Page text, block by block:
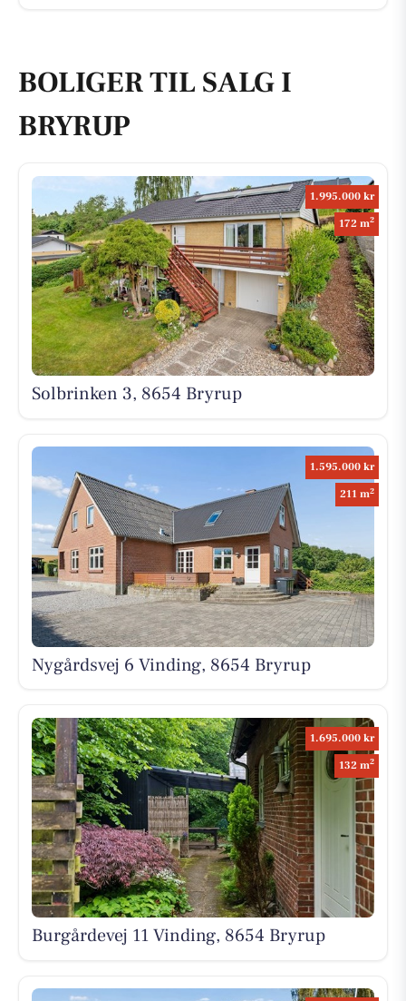
BOLIGER TIL SALG I
BRYRUP
1.995.000 kr
172 m2
Solbrinken 3, 8654 Bryrup
1.595.000 kr
211 m2
Nygårdsvej 6 Vinding, 8654 Bryrup
1.695.000 kr
132 m2
Burgårdevej 11 Vinding, 8654 Bryrup